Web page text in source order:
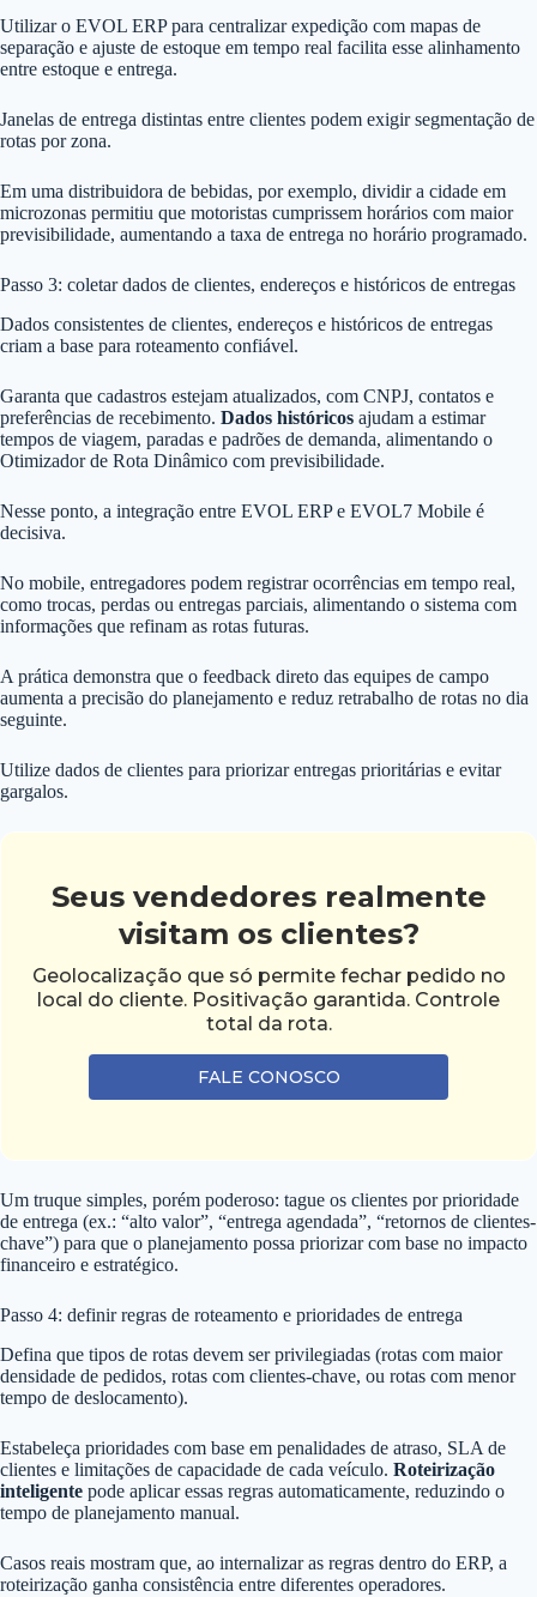
Utilizar o EVOL ERP para centralizar expedição com mapas de
separação e ajuste de estoque em tempo real facilita esse alinhamento
entre estoque e entrega.
Janelas de entrega distintas entre clientes podem exigir segmentação de
rotas por zona.
Em uma distribuidora de bebidas, por exemplo, dividir a cidade em
microzonas permitiu que motoristas cumprissem horários com maior
previsibilidade, aumentando a taxa de entrega no horário programado.
Passo 3: coletar dados de clientes, endereços e históricos de entregas
Dados consistentes de clientes, endereços e históricos de entregas
criam a base para roteamento confiável.
Garanta que cadastros estejam atualizados, com CNPJ, contatos e
preferências de recebimento. Dados históricos ajudam a estimar
tempos de viagem, paradas e padrões de demanda, alimentando o
Otimizador de Rota Dinâmico com previsibilidade.
Nesse ponto, a integração entre EVOL ERP e EVOL7 Mobile é
decisiva.
No mobile, entregadores podem registrar ocorrências em tempo real,
como trocas, perdas ou entregas parciais, alimentando o sistema com
informações que refinam as rotas futuras.
A prática demonstra que o feedback direto das equipes de campo
aumenta a precisão do planejamento e reduz retrabalho de rotas no dia
seguinte.
Utilize dados de clientes para priorizar entregas prioritárias e evitar
gargalos.
Seus vendedores realmente
visitam os clientes?
Geolocalização que só permite fechar pedido no
local do cliente. Positivação garantida. Controle
total da rota.
FALE CONOSCO
Um truque simples, porém poderoso: tague os clientes por prioridade
de entrega (ex.: “alto valor”, “entrega agendada”, “retornos de clientes-
chave”) para que o planejamento possa priorizar com base no impacto
financeiro e estratégico.
Passo 4: definir regras de roteamento e prioridades de entrega
Defina que tipos de rotas devem ser privilegiadas (rotas com maior
densidade de pedidos, rotas com clientes-chave, ou rotas com menor
tempo de deslocamento).
Estabeleça prioridades com base em penalidades de atraso, SLA de
clientes e limitações de capacidade de cada veículo. Roteirização
inteligente pode aplicar essas regras automaticamente, reduzindo o
tempo de planejamento manual.
Casos reais mostram que, ao internalizar as regras dentro do ERP, a
roteirização ganha consistência entre diferentes operadores.